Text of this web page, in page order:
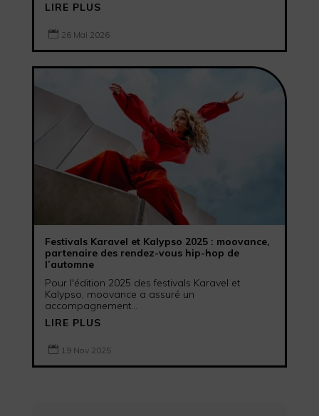
LIRE PLUS
 26 Mai 2026
Festivals Karavel et Kalypso 2025 : moovance,
partenaire des rendez-vous hip-hop de
l’automne
Pour l'édition 2025 des festivals Karavel et
Kalypso, moovance a assuré un
accompagnement...
LIRE PLUS
 19 Nov 2025